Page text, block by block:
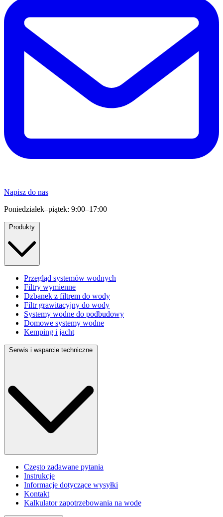
Napisz do nas
Poniedziałek–piątek: 9:00–17:00
Produkty
Przegląd systemów wodnych
Filtry wymienne
Dzbanek z filtrem do wody
Filtr grawitacyjny do wody
Systemy wodne do podbudowy
Domowe systemy wodne
Kemping i jacht
Serwis i wsparcie techniczne
Często zadawane pytania
Instrukcje
Informacje dotyczące wysyłki
Kontakt
Kalkulator zapotrzebowania na wodę